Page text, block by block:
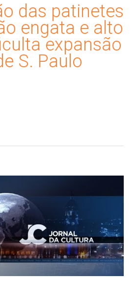
das patinetes
engata e alto
expansão
S. Paulo